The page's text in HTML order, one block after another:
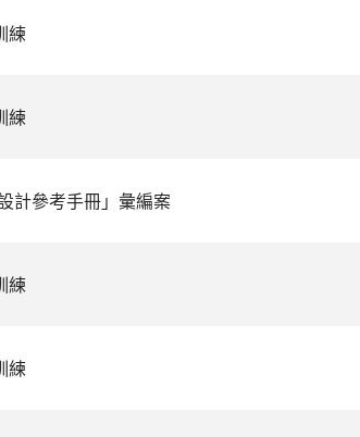
練
練
計參考手冊」彙編案
練
練